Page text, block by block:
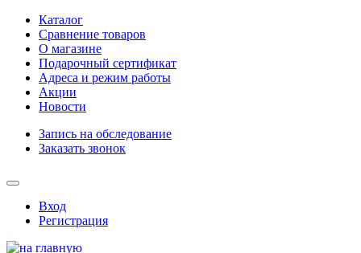
Каталог
Сравнение товаров
О магазине
Подарочный сертификат
Адреса и режим работы
Акции
Новости
Запись на обследование
Заказать звонок
Вход
Регистрация